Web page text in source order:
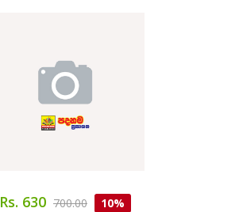
Rs. 630 700.00 10%